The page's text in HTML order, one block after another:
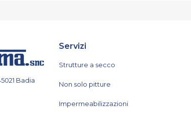
Badia
Servizi
Strutture a secco
Non solo pitture
Impermeabilizzazioni